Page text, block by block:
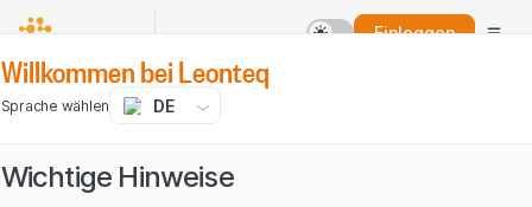
Einloggen
Willkommen bei Leonteq
Sprache wählen DE
Wichtige Hinweise